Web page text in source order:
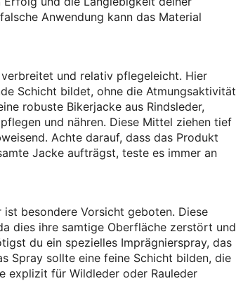
Anwendung kann das Material
und relativ pflegeleicht. Hier
Schicht bildet, ohne die Atmungsaktivität
robuste Bikerjacke aus Rindsleder,
und nähren. Diese Mittel ziehen tief
Achte darauf, dass das Produkt
Jacke aufträgst, teste es immer an
besondere Vorsicht geboten. Diese
dies ihre samtige Oberfläche zerstört und
du ein spezielles Imprägnierspray, das
Spray sollte eine feine Schicht bilden, die
explizit für Wildleder oder Rauleder